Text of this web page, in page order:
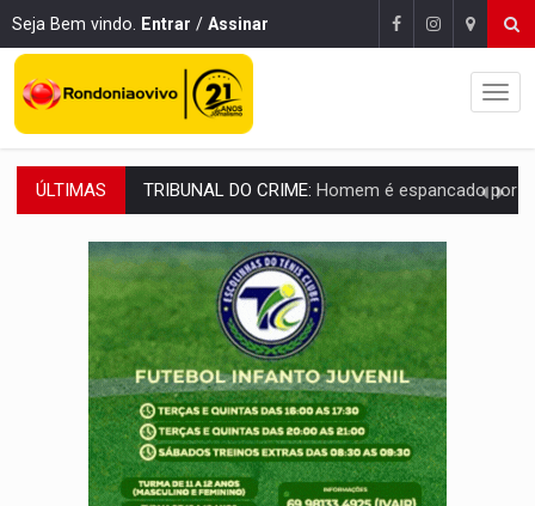
Seja Bem vindo. Entrar / Assinar
ÚLTIMAS VÍDEO:Perseguição é registrada no shopping após colombiana furtar
LUDOPATIA:Apostas online começam a afetar produtividade e rotina
REFLORESTAMENTO:Plantar árvores não será mais suficiente para
OVNIS NA LUA:Cientistas alertam para possível base secreta no satélite
ACABOU COM PEUGEOT:Incêndio destrói carro que era rebocado para oficina
VÍDEO:Ladrão é filmado furtando moto na frente do bar
BOLSAS DE PESQUISA:Iniciativa Amazônia+10 lança chamada para fortalecer